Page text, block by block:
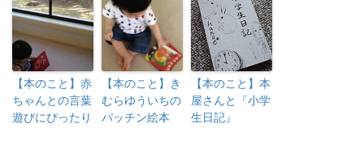
【本のこと】赤
ちゃんとの言葉
遊びにぴったり
【本のこと】き
むらゆういちの
パッチン絵本
【本のこと】本
屋さんと『小学
生日記』